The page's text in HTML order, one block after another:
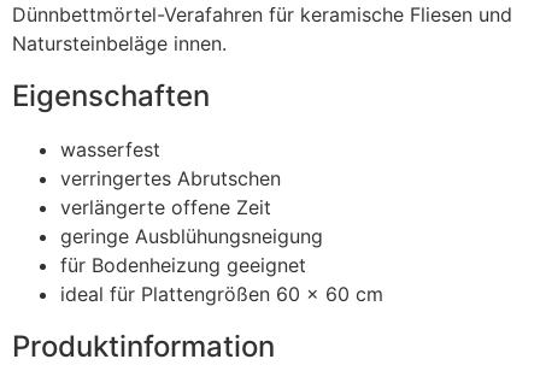
Dünnbettmörtel-Verafahren für keramische Fliesen und
Natursteinbeläge innen.
Eigenschaften
wasserfest
verringertes Abrutschen
verlängerte offene Zeit
geringe Ausblühungsneigung
für Bodenheizung geeignet
ideal für Plattengrößen 60 x 60 cm
Produktinformation